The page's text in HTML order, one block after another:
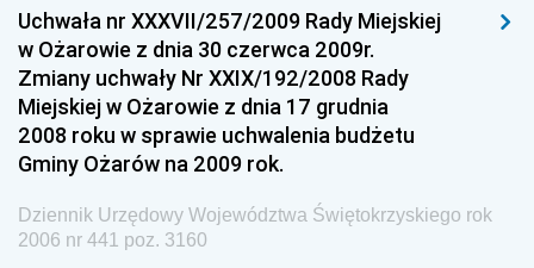
Dziennik Urzędowy Głównego Urzędu Miar
Dziennik Urzędowy Ministra Rolnictwa i Rozwoju Wsi
Dziennik Urzędowy Ministra Edukacji Narodowej i
Sportu
Dziennik Urzędowy Ministra Edukacji i Nauki
Dziennik Urzędowy Ministra Edukacji Narodowej
Dziennik Urzędowy Ministra Gospodarki Morskiej
Uchwała nr XXXVII/257/2009 Rady Miejskiej
w Ożarowie z dnia 30 czerwca 2009r.
Zmiany uchwały Nr XXIX/192/2008 Rady
Miejskiej w Ożarowie z dnia 17 grudnia
2008 roku w sprawie uchwalenia budżetu
Gminy Ożarów na 2009 rok.
Dziennik Urzędowy Województwa Świętokrzyskiego rok
2006 nr 441 poz. 3160